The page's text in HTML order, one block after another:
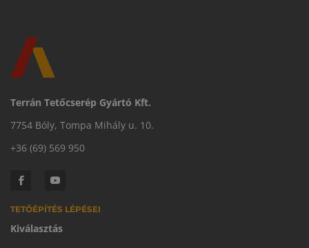
Terrán Tetőcserép Gyártó Kft.
7754 Bóly, Tompa Mihály u. 10.
+36 (69) 569 950
TETŐÉPÍTÉS LÉPÉSEI
Kiválasztás